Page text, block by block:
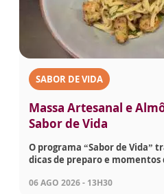
SABOR DE VIDA
Massa Artesanal e
Sabor de Vida
O programa “Sabor de Vida”
dicas de preparo e
06 AGO 2026 - 13H30